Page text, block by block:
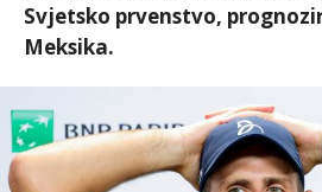
Svjetsko prvenstvo,
Meksika.